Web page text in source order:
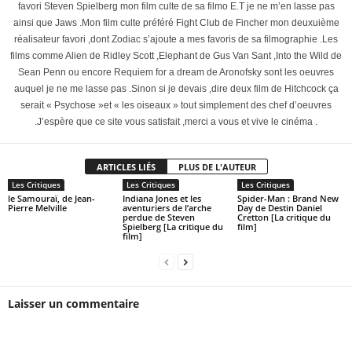
favori Steven Spielberg mon film culte de sa filmo E.T je ne m’en lasse pas
ainsi que Jaws .Mon film culte préféré Fight Club de Fincher mon deuxuième
réalisateur favori ,dont Zodiac s’ajoute a mes favoris de sa filmographie .Les
films comme Alien de Ridley Scott ,Elephant de Gus Van Sant ,Into the Wild de
Sean Penn ou encore Requiem for a dream de Aronofsky sont les oeuvres
auquel je ne me lasse pas .Sinon si je devais ,dire deux film de Hitchcock ça
serait « Psychose »et « les oiseaux » tout simplement des chef d’oeuvres
.J’espère que ce site vous satisfait ,merci a vous et vive le cinéma .
ARTICLES LIÉS PLUS DE L'AUTEUR
Les Critiques
le Samouraï, de Jean-
Pierre Melville
Les Critiques
Indiana Jones et les
aventuriers de l’arche
perdue de Steven
Spielberg [La critique du
film]
Les Critiques
Spider-Man : Brand New
Day de Destin Daniel
Cretton [La critique du
film]
Laisser un commentaire